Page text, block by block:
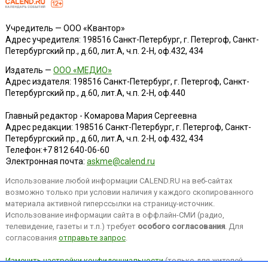
Учредитель — ООО «Квантор»
Адрес учредителя: 198516 Санкт-Петербург, г. Петергоф, Санкт-
Петербургский пр., д.60, лит.А, ч.п. 2-Н, оф.432, 434
Издатель — ООО «МЕДИО»
Адрес издателя: 198516 Санкт-Петербург, г. Петергоф, Санкт-
Петербургский пр., д.60, лит.А, ч.п. 2-Н, оф.440
Главный редактор - Комарова Мария Сергеевна
Адрес редакции: 198516 Санкт-Петербург, г. Петергоф, Санкт-
Петербургский пр., д.60, лит.А, ч.п. 2-Н, оф.432, 434
Телефон:+7 812 640-06-60
Электронная почта: askme@calend.ru
Использование любой информации CALEND.RU на веб-сайтах
возможно только при условии наличия у каждого скопированного
материала активной гиперссылки на страницу-источник.
Использование информации сайта в оффлайн-СМИ (радио,
телевидение, газеты и т.п.) требует особого согласования. Для
согласования отправьте запрос.